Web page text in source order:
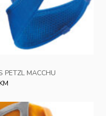
PETZL MACCHU